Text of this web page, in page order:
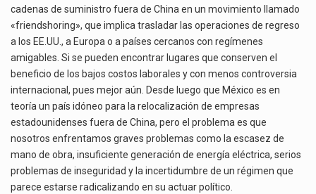
cadenas de suministro fuera de China en un movimiento llamado
«friendshoring», que implica trasladar las operaciones de regreso
a los EE.UU., a Europa o a países cercanos con regímenes
amigables. Si se pueden encontrar lugares que conserven el
beneficio de los bajos costos laborales y con menos controversia
internacional, pues mejor aún. Desde luego que México es en
teoría un país idóneo para la relocalización de empresas
estadounidenses fuera de China, pero el problema es que
nosotros enfrentamos graves problemas como la escasez de
mano de obra, insuficiente generación de energía eléctrica, serios
problemas de inseguridad y la incertidumbre de un régimen que
parece estarse radicalizando en su actuar político.